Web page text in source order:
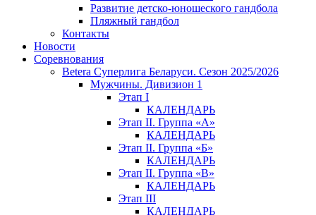
Развитие детско-юношеского гандбола
Пляжный гандбол
Контакты
Новости
Соревнования
Betera Суперлига Беларуси. Сезон 2025/2026
Мужчины. Дивизион 1
Этап I
КАЛЕНДАРЬ
Этап II. Группа «А»
КАЛЕНДАРЬ
Этап II. Группа «Б»
КАЛЕНДАРЬ
Этап II. Группа «В»
КАЛЕНДАРЬ
Этап III
КАЛЕНДАРЬ